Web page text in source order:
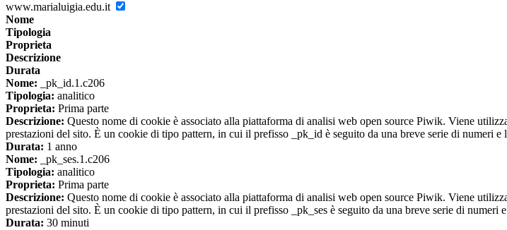
www.marialuigia.edu.it
Nome
Tipologia
Proprieta
Descrizione
Durata
Nome: _pk_id.1.c206
Tipologia: analitico
Proprieta: Prima parte
Descrizione: Questo nome di cookie è associato alla piattaforma di analisi web open source Piwik. Viene
prestazioni del sito. È un cookie di tipo pattern, in cui il prefisso _pk_id è seguito da una breve serie di numeri
Durata: 1 anno
Nome: _pk_ses.1.c206
Tipologia: analitico
Proprieta: Prima parte
Descrizione: Questo nome di cookie è associato alla piattaforma di analisi web open source Piwik. Viene
prestazioni del sito. È un cookie di tipo pattern, in cui il prefisso _pk_ses è seguito da una breve serie di
Durata: 30 minuti